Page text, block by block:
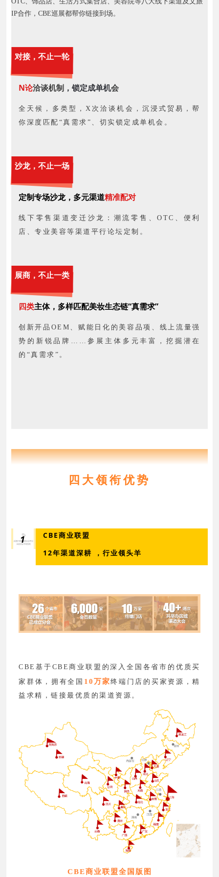
IP合作，CBE巡展都帮你链接到场。
对接，不止一轮
N论洽谈机制 ，锁定成单机会
全天候，多类型，X次洽谈机会，沉浸式贸易，帮
你深度匹配“真需求”、切实锁定成单机会。
沙龙，不止一场
定制专场沙龙，多元渠道精准配对
线下零售渠道变迁沙龙：潮流零售、OTC、便利
店、专业美容等渠道平行论坛定制。
展商，不止一类
四类主体，多样匹配美妆生态链“真需求”
创新开品OEM、赋能日化的美容品项、线上流量强
势的新锐品牌……参展主体多元丰富，挖掘潜在
的“真需求”。
2025年CBE全国巡展
四大领衔优势
1
CBE商业联盟
12年渠道深耕 ，行业领头羊
CBE基于CBE商业联盟的深入全国各省市的优质买
家群体，拥有全国 10万家终端门店的买家资源，精
益求精，链接最优质的渠道资源。
CBE商业联盟全国版图